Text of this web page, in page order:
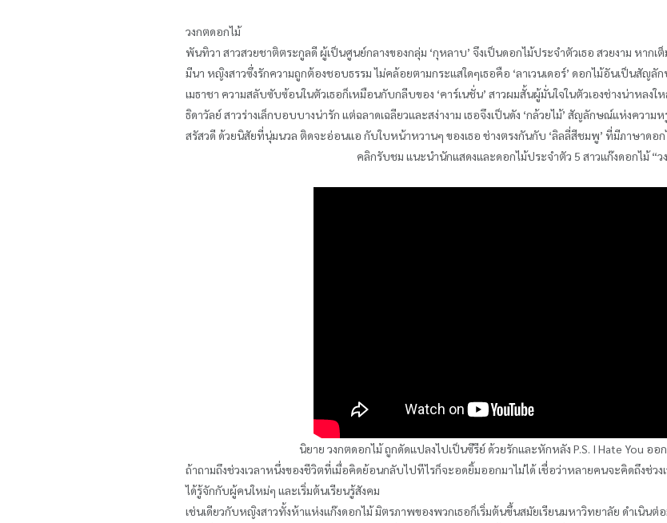
วงกตดอกไม้
พันทิวา สาวสวยชาติตระกูลดี ผู้เป็นศูนย์กลางของกลุ่ม ‘กุหลาบ’ จึงเป็นดอกไม้ประจำตัวเธอ สวยงาม หาก
มีนา หญิงสาวซึ่งรักความถูกต้องชอบธรรม ไม่คล้อยตามกระแสใดๆเธอคือ ‘ลาเวนเดอร์’ ดอกไม้อันเป็นสัญ
เมธาชา ความสลับซับซ้อนในตัวเธอก็เหมือนกับกลีบของ ‘คาร์เนชั่น’ สาวผมสั้นผู้มั่นใจในตัวเองช่างน่าหลง
ธิดาวัลย์ สาวร่างเล็กบอบบางน่ารัก แต่ฉลาดเฉลียวและสง่างาม เธอจึงเป็นดัง ‘กล้วยไม้’ สัญลักษณ์แห่งควา
สรัสวดี ด้วยนิสัยที่นุ่มนวล ติดจะอ่อนแอ กับใบหน้าหวานๆ ของเธอ ช่างตรงกันกับ ‘ลิลลี่สีชมพู’ ที่มีภาษาดอ
คลิกรับชม แนะนำนักแสดงและดอกไม้ประจำตัว 5 สาวแก๊งดอกไม้ “ว
นิยาย วงกตดอกไม้ ถูกดัดแปลงไปเป็นซีรีย์ ด้วยรักและหักหลัง P.S. I Hate You ออ
ถ้าถามถึงช่วงเวลาหนึ่งของชีวิตที่เมื่อคิดย้อนกลับไปทีไรก็จะอดยิ้มออกมาไม่ได้ เชื่อว่าหลายคนจะคิดถึงช่วง
ได้รู้จักกับผู้คนใหม่ๆ และเริ่มต้นเรียนรู้สังคม
เช่นเดียวกับหญิงสาวทั้งห้าแห่งแก๊งดอกไม้ มิตรภาพของพวกเธอก็เริ่มต้นขึ้นสมัยเรียนมหาวิทยาลัย ดำเนิน